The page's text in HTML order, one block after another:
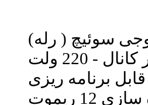
سوئیچ ( رله)
ریموت